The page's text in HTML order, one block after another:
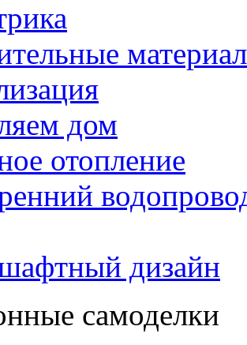
дом
отопление
дизайн
самоделки